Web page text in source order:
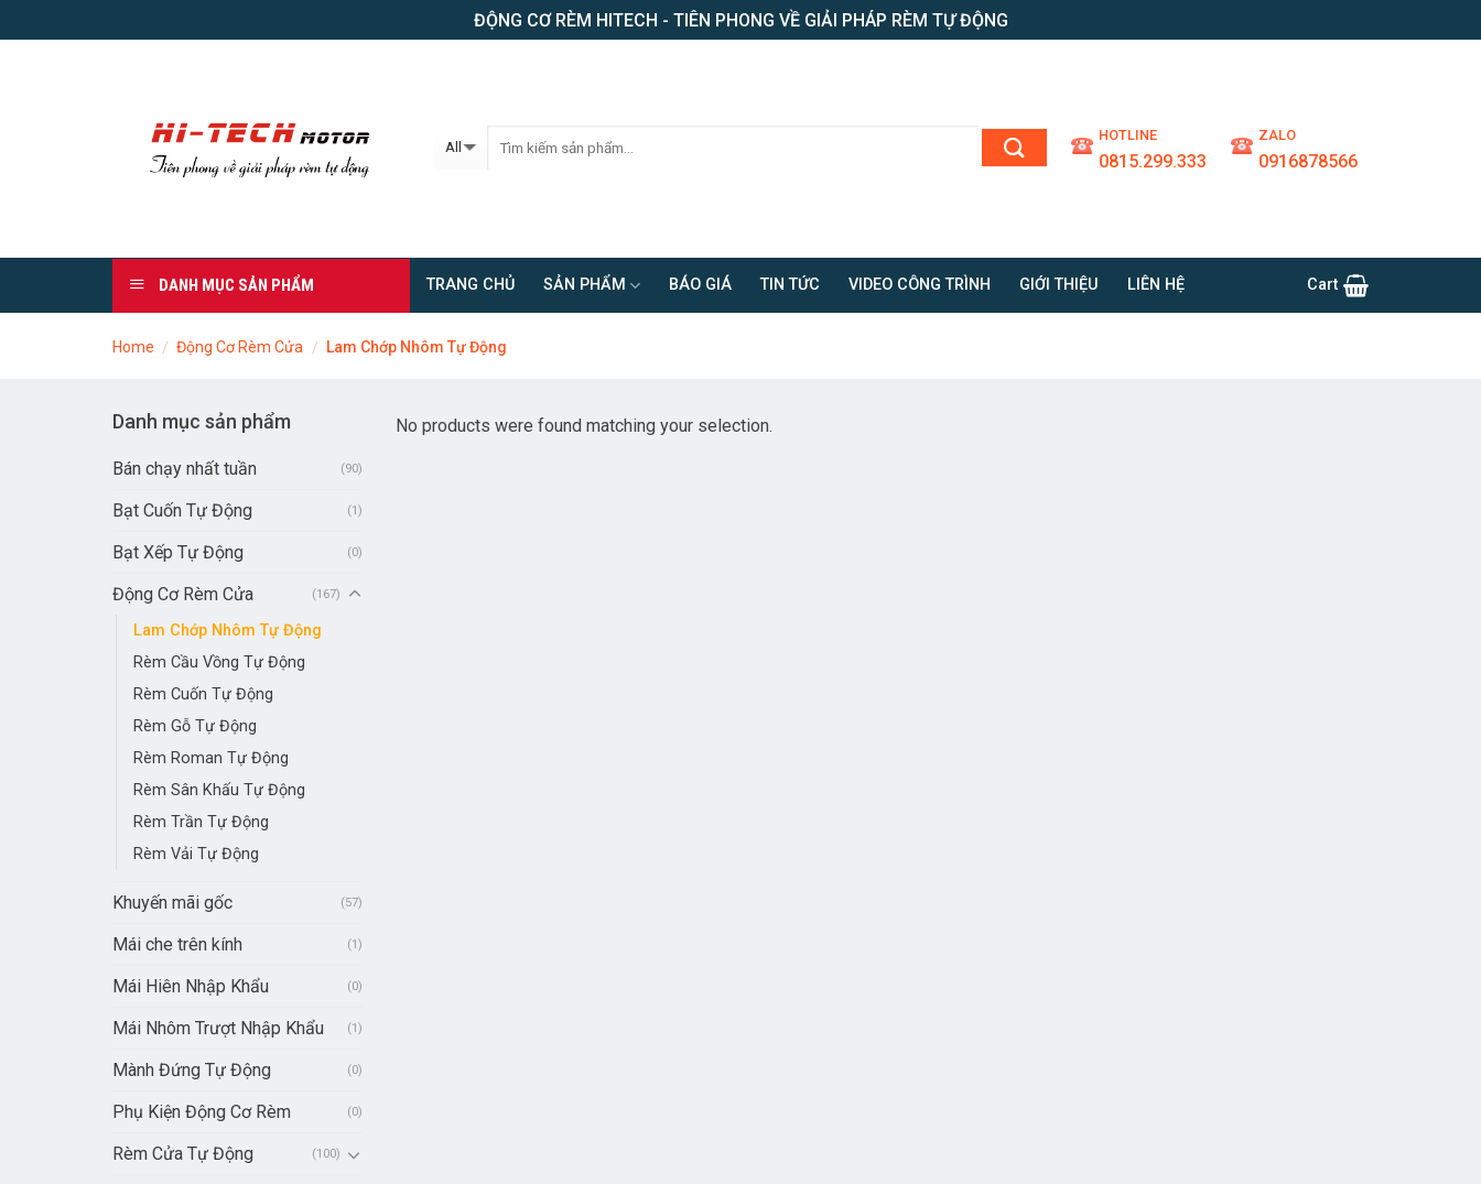
to
ĐỘNG CƠ RÈM HITECH - TIÊN PHONG VỀ GIẢI PHÁP RÈM TỰ ĐỘNG
HOTLINE
0815.299.333
ZALO
0916878566
DANH MỤC SẢN PHẨM TRANG CHỦ SẢN PHẨM BÁO GIÁ TIN TỨC VIDEO CÔNG TRÌNH GIỚI THIỆU LIÊN HỆ Cart
Home / Động Cơ Rèm Cửa / Lam Chớp Nhôm Tự Động
Danh mục sản phẩm
Bán chạy nhất tuần (90)
Bạt Cuốn Tự Động (1)
Bạt Xếp Tự Động (0)
Động Cơ Rèm Cửa (167)
Lam Chớp Nhôm Tự Động
Rèm Cầu Vồng Tự Động
Rèm Cuốn Tự Động
Rèm Gỗ Tự Động
Rèm Roman Tự Động
Rèm Sân Khấu Tự Động
Rèm Trần Tự Động
Rèm Vải Tự Động
Khuyến mãi gốc (57)
Mái che trên kính (1)
Mái Hiên Nhập Khẩu (0)
Mái Nhôm Trượt Nhập Khẩu (1)
Mành Đứng Tự Động (0)
Phụ Kiện Động Cơ Rèm (0)
Rèm Cửa Tự Động (100)
No products were found matching your selection.